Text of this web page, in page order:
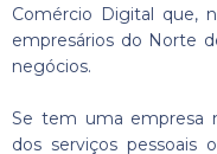
Comércio Digital que,
empresários do Norte
negócios.
Se tem uma empresa
dos serviços pessoais